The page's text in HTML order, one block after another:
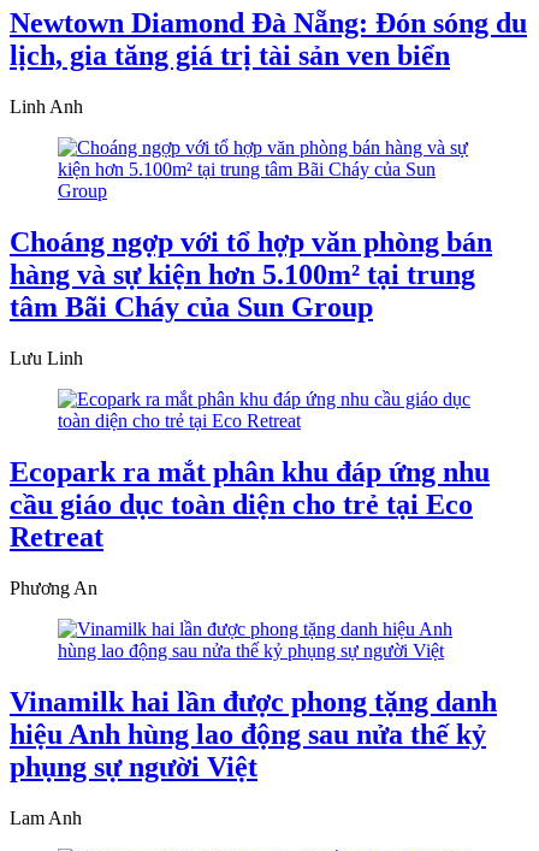
Newtown Diamond Đà Nẵng: Đón sóng du
lịch, gia tăng giá trị tài sản ven biển
Linh Anh
Choáng ngợp với tổ hợp văn phòng bán
hàng và sự kiện hơn 5.100m² tại trung
tâm Bãi Cháy của Sun Group
Lưu Linh
Ecopark ra mắt phân khu đáp ứng nhu
cầu giáo dục toàn diện cho trẻ tại Eco
Retreat
Phương An
Vinamilk hai lần được phong tặng danh
hiệu Anh hùng lao động sau nửa thế kỷ
phụng sự người Việt
Lam Anh